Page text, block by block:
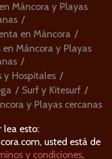
Máncora y Playas
en Máncora
en Máncora y Playas
y Hospitales
Surf y Kitesurf
y Playas cercanas
lea esto:
usted está de
y condiciones.